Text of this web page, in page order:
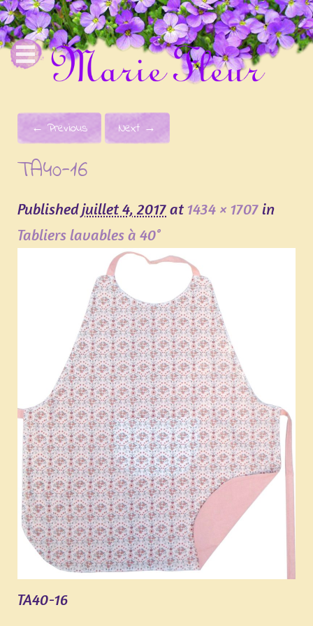
Image navigation
← Previous Next →
TA40-16
Publishedjuillet 4, 2017at 1434 × 1707in
Tabliers lavables à 40°
TA40-16